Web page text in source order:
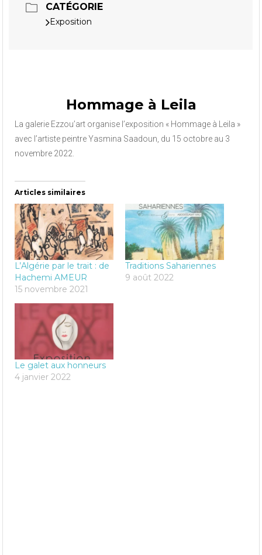
CATÉGORIE
Exposition
Hommage à Leila
La galerie Ezzou’art organise l’exposition « Hommage à Leila »
avec l’artiste peintre Yasmina Saadoun, du 15 octobre au 3
novembre 2022.
Articles similaires
L’Algérie par le trait : de
Hachemi AMEUR
15 novembre 2021
Traditions Sahariennes
9 août 2022
Le galet aux honneurs
4 janvier 2022